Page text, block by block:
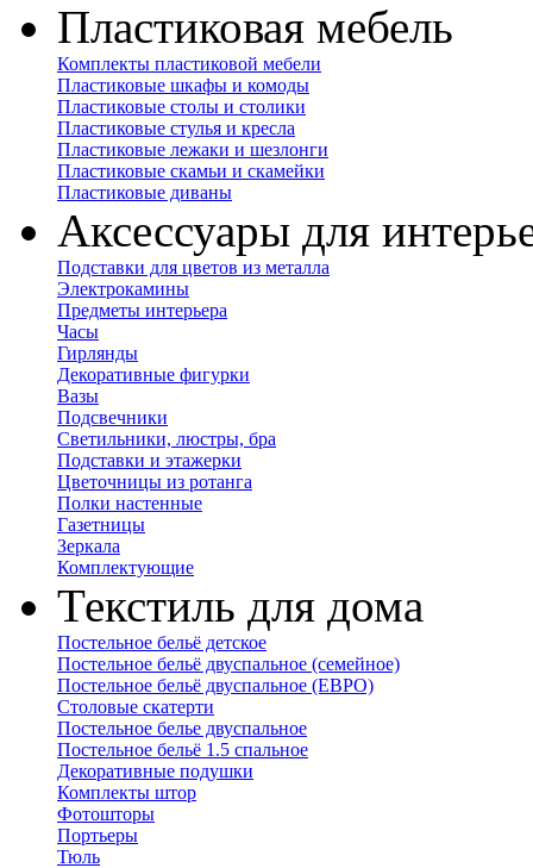
Пластиковая мебель
Комплекты пластиковой мебели
Пластиковые шкафы и комоды
Пластиковые столы и столики
Пластиковые стулья и кресла
Пластиковые лежаки и шезлонги
Пластиковые скамьи и скамейки
Пластиковые диваны
Аксессуары для
Подставки для цветов из металла
Электрокамины
Предметы интерьера
Часы
Гирлянды
Декоративные фигурки
Вазы
Подсвечники
Светильники, люстры, бра
Подставки и этажерки
Цветочницы из ротанга
Полки настенные
Газетницы
Зеркала
Комплектующие
Текстиль для дома
Постельное бельё детское
Постельное бельё двуспальное (семейное)
Постельное бельё двуспальное (ЕВРО)
Столовые скатерти
Постельное белье двуспальное
Постельное бельё 1.5 спальное
Декоративные подушки
Комплекты штор
Фотошторы
Портьеры
Тюль